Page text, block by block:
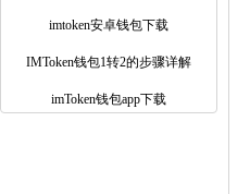
imtoken安卓钱包下载
IMToken钱包1转2的步骤详解
imToken钱包app下载